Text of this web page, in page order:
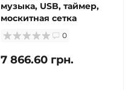
музыка, USB, таймер,
москитная сетка
0
7 866.60 грн.